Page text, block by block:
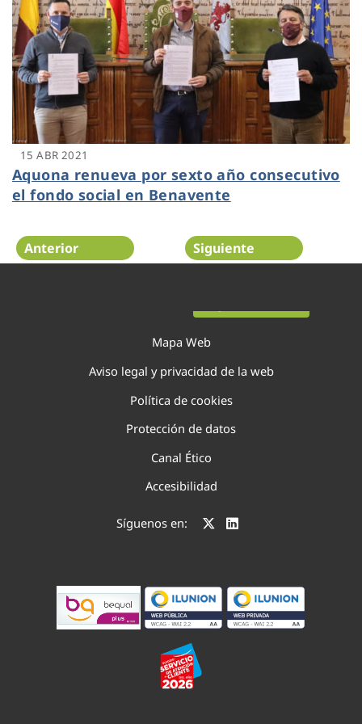
15 ABR 2021
Aquona renueva por sexto año consecutivo
el fondo social en Benavente
Anterior Siguiente
Mapa Web
Aviso legal y privacidad de la web
Política de cookies
Protección de datos
Canal Ético
Accesibilidad
Síguenos en: